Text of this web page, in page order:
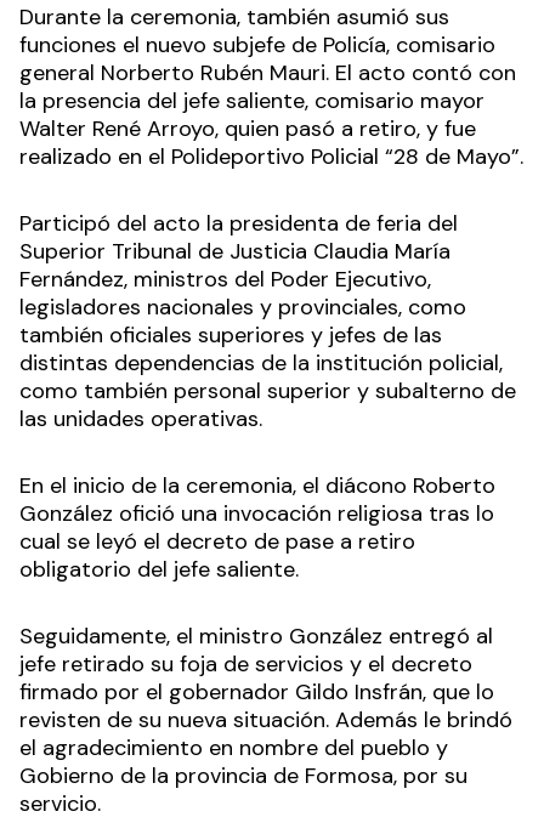
Durante la ceremonia, también asumió sus
funciones el nuevo subjefe de Policía, comisario
general Norberto Rubén Mauri. El acto contó con
la presencia del jefe saliente, comisario mayor
Walter René Arroyo, quien pasó a retiro, y fue
realizado en el Polideportivo Policial “28 de Mayo”.
Participó del acto la presidenta de feria del
Superior Tribunal de Justicia Claudia María
Fernández, ministros del Poder Ejecutivo,
legisladores nacionales y provinciales, como
también oficiales superiores y jefes de las
distintas dependencias de la institución policial,
como también personal superior y subalterno de
las unidades operativas.
En el inicio de la ceremonia, el diácono Roberto
González ofició una invocación religiosa tras lo
cual se leyó el decreto de pase a retiro
obligatorio del jefe saliente.
Seguidamente, el ministro González entregó al
jefe retirado su foja de servicios y el decreto
firmado por el gobernador Gildo Insfrán, que lo
revisten de su nueva situación. Además le brindó
el agradecimiento en nombre del pueblo y
Gobierno de la provincia de Formosa, por su
servicio.